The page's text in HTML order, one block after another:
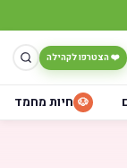
❤️ הצטרפו לקהילה
🐶 חיות מחמד